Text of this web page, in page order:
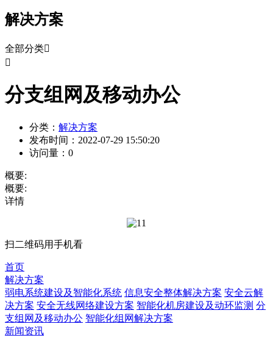
解决方案
全部分类

分支组网及移动办公
分类： 解决方案
发布时间： 2022-07-29 15:50:20
访问量： 0
概要:
概要:
详情
扫二维码用手机看
首页
解决方案
弱电系统建设及智能化系统 信息安全整体解决方案 安全云解
决方案 安全无线网络建设方案 智能化机房建设及动环监测 分
支组网及移动办公 智能化组网解决方案
新闻资讯